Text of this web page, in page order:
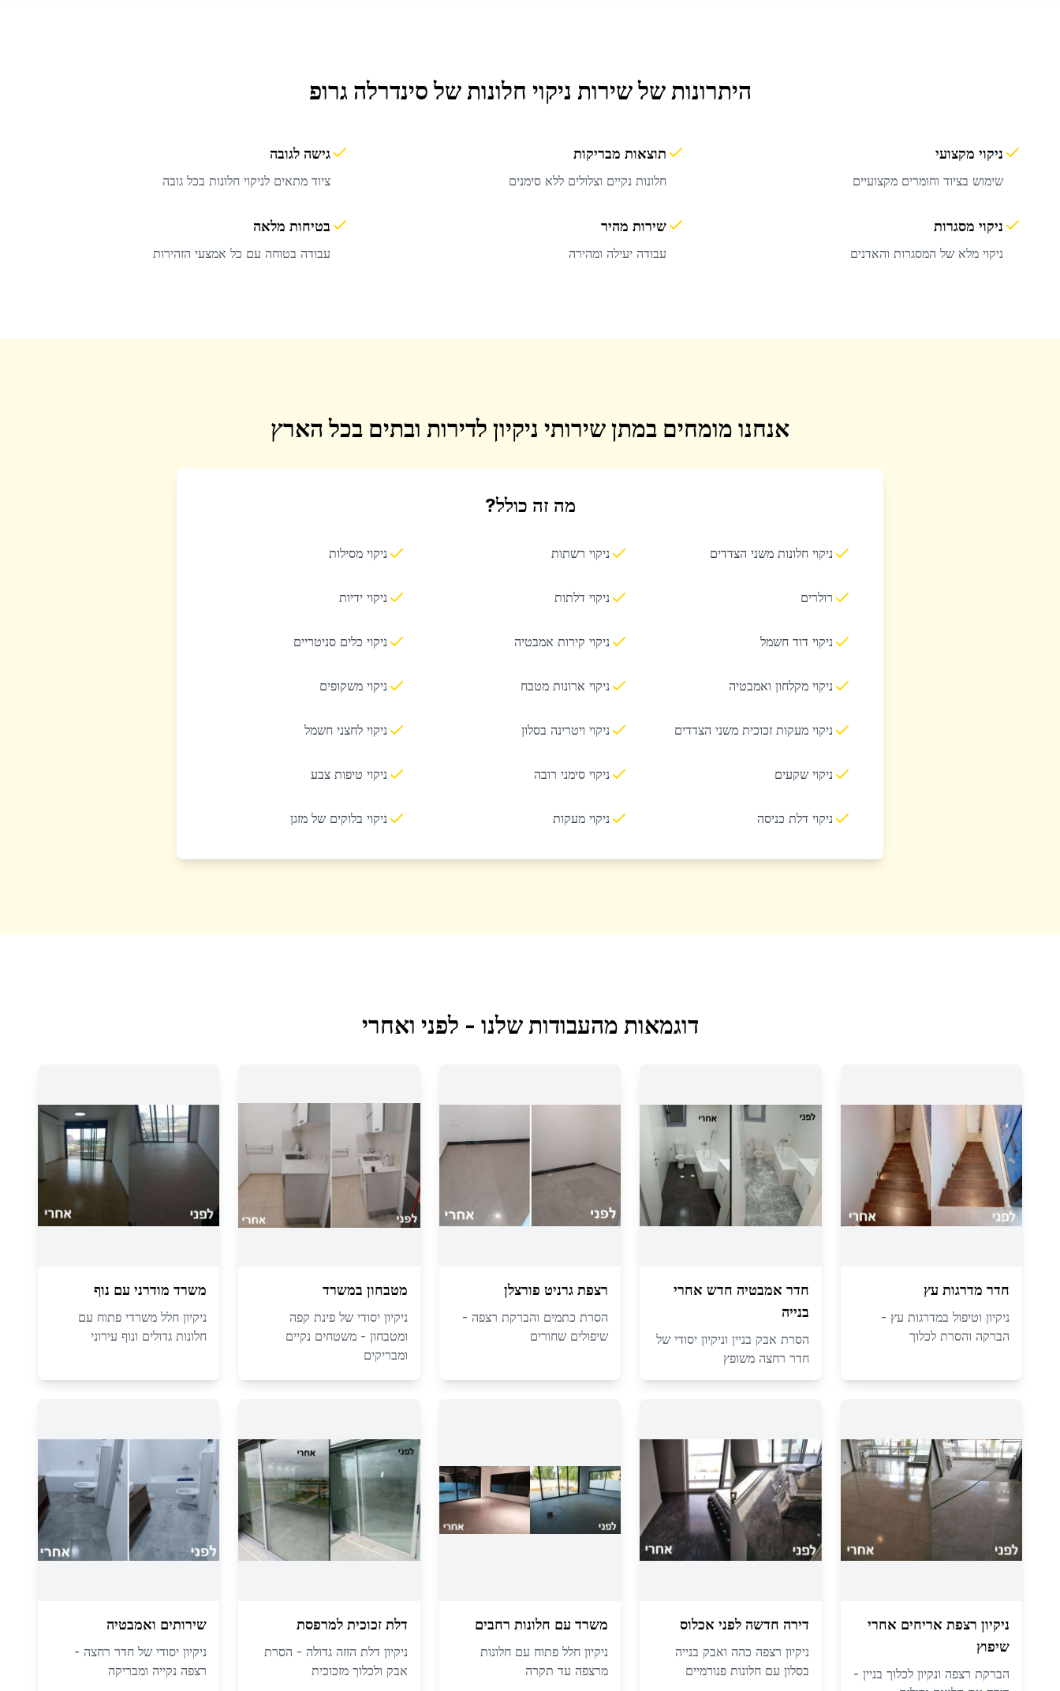
היתרונות של שירות ניקוי חלונות של סינדרלה גרופ
ניקוי מקצועי
שימוש בציוד וחומרים מקצועיים
תוצאות מבריקות
חלונות נקיים וצלולים ללא סימנים
גישה לגובה
ציוד מתאים לניקוי חלונות בכל גובה
ניקוי מסגרות
ניקוי מלא של המסגרות והאדנים
שירות מהיר
עבודה יעילה ומהירה
בטיחות מלאה
עבודה בטוחה עם כל אמצעי הזהירות
אנחנו מומחים במתן שירותי ניקיון לדירות ובתים בכל הארץ
מה זה כולל?
ניקוי חלונות משני הצדדים ניקוי רשתות ניקוי מסילות
רולרים ניקוי דלתות ניקוי ידיות
ניקוי דוד חשמל ניקוי קירות אמבטיה ניקוי כלים סניטריים
ניקוי מקלחון ואמבטיה ניקוי ארונות מטבח ניקוי משקופים
ניקוי מעקות זכוכית משני הצדדים ניקוי ויטרינה בסלון ניקוי לחצני חשמל
ניקוי שקעים ניקוי סימני רובה ניקוי טיפות צבע
ניקוי דלת כניסה ניקוי מעקות ניקוי בלוקים של מזגן
דוגמאות מהעבודות שלנו - לפני ואחרי
חדר מדרגות עץ
ניקיון וטיפול במדרגות עץ -
הברקה והסרת לכלוך
חדר אמבטיה חדש אחרי
בנייה
הסרת אבק בניין וניקיון יסודי של
חדר רחצה משופץ
רצפת גרניט פורצלן
הסרת כתמים והברקת רצפה -
שיפולים שחורים
מטבחון במשרד
ניקיון יסודי של פינת קפה
ומטבחון - משטחים נקיים
ומבריקים
משרד מודרני עם נוף
ניקיון חלל משרדי פתוח עם
חלונות גדולים ונוף עירוני
ניקיון רצפת אריחים אחרי
שיפוץ
הברקת רצפה ונקיון לכלוך בניין -
דירה חדשה לפני אכלוס
ניקיון רצפה כהה ואבק בנייה
בסלון עם חלונות פנורמיים
משרד עם חלונות רחבים
ניקיון חלל פתוח עם חלונות
מרצפה עד תקרה
דלת זכוכית למרפסת
ניקיון דלת הזזה גדולה - הסרת
אבק ולכלוך מזכוכית
שירותים ואמבטיה
ניקיון יסודי של חדר רחצה -
רצפה נקייה ומבריקה